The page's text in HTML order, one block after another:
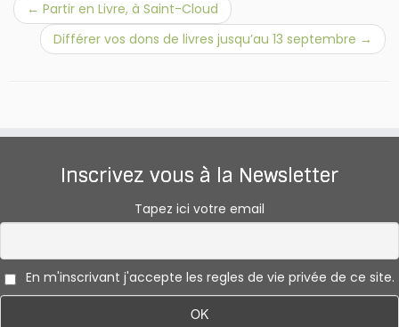
← Partir en Livre, à Saint-Cloud
Différer vos dons de livres jusqu’au 13 septembre →
Inscrivez vous à la Newsletter
Tapez ici votre email
En m'inscrivant j'accepte les regles de vie privée de ce site.